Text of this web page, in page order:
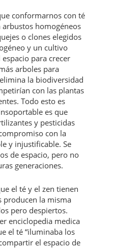
conformarnos con té
homogéneos
o clones elegidos
y un cultivo
para crecer
arboles para
la biodiversidad
con las plantas
Todo esto es
es que
y pesticidas
con la
y injustificable. Se
de espacio, pero no
generaciones.
el té y el zen tienen
producen la misma
pero despiertos.
enciclopedia medica
el té “iluminaba los
el espacio de